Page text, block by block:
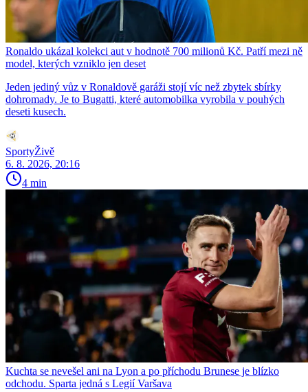
Ronaldo ukázal kolekci aut v hodnotě 700 milionů Kč. Patří mezi ně
model, kterých vzniklo jen deset
Jeden jediný vůz v Ronaldově garáži stojí víc než zbytek sbírky
dohromady. Je to Bugatti, které automobilka vyrobila v pouhých
deseti kusech.
SportyŽivě
6. 8. 2026, 20:16
4 min
Kuchta se nevešel ani na Lyon a po příchodu Brunese je blízko
odchodu. Sparta jedná s Legií Varšava